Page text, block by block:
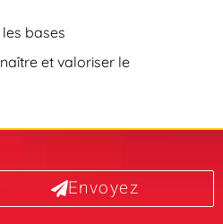
bases
et valoriser le
Envoyez